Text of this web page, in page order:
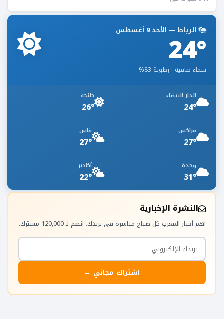
الرباط — الأحد 9 أغسطس
24°
سماء صافية · رطوبة 83%
الدار البيضاء
24°
طنجة
26°
مراكش
27°
فاس
27°
وجدة
31°
أكادير
22°
النشرة الإخبارية
أهم أخبار المغرب كل صباح مباشرة في بريدك. انضم لـ 120,000 مشترك.
اشتراك مجاني ←